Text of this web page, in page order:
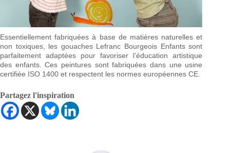
Essentiellement fabriquées à base de matières naturelles et
non toxiques, les gouaches Lefranc Bourgeois Enfants sont
parfaitement adaptées pour favoriser l’éducation artistique
des enfants. Ces peintures sont fabriquées dans une usine
certifiée ISO 1400 et respectent les normes européennes CE.
Partagez l'inspiration